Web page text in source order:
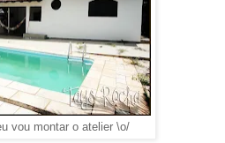
vou montar o atelier \o/